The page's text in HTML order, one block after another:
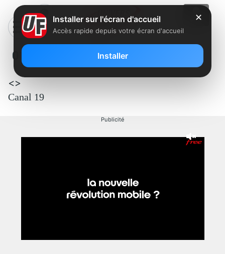
019 – Paris Première
<>
Canal 19
Publicité
✕
Installer sur l'écran d'accueil
Accès rapide depuis votre écran d'accueil
Installer